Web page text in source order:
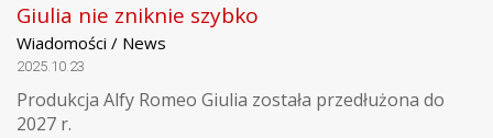
Giulia nie zniknie szybko
Wiadomości / News
2025.10.23
Produkcja Alfy Romeo Giulia została przedłużona do
2027 r.